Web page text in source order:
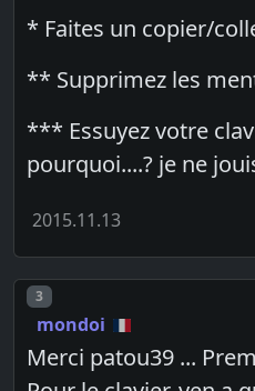
* Faites un copier/
** Supprimez les
*** Essuyez votre
pourquoi....? je ne
2015.11.13
Post number
3
mondoi
Merci patou39 ...